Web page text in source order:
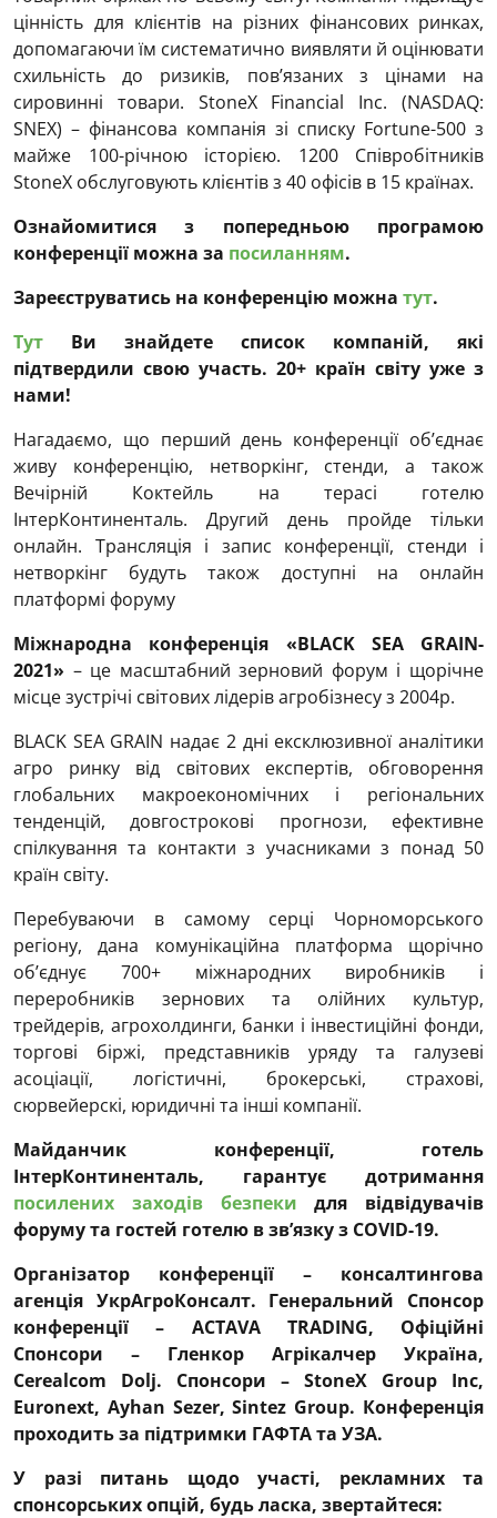
цінність для клієнтів на різних фінансових ринках,
допомагаючи їм систематично виявляти й оцінювати
схильність до ризиків, пов’язаних з цінами на
сировинні товари. StoneX Financial Inc. (NASDAQ:
SNEX) – фінансова компанія зі списку Fortune-500 з
майже 100-річною історією. 1200 Співробітників
StoneX обслуговують клієнтів з 40 офісів в 15 країнах.
Ознайомитися з попередньою програмою
конференції можна за посиланням.
Зареєструватись на конференцію можна тут.
Тут Ви знайдете список компаній, які
підтвердили свою участь. 20+ країн світу уже з
нами!
Нагадаємо, що перший день конференції об’єднає
живу конференцію, нетворкінг, стенди, а також
Вечірній Коктейль на терасі готелю
ІнтерКонтиненталь. Другий день пройде тільки
онлайн. Трансляція і запис конференції, стенди і
нетворкінг будуть також доступні на онлайн
платформі форуму
Міжнародна конференція «BLACK SEA GRAIN-
2021» – це масштабний зерновий форум і щорічне
місце зустрічі світових лідерів агробізнесу з 2004р.
BLACK SEA GRAIN надає 2 дні ексклюзивної аналітики
агро ринку від світових експертів, обговорення
глобальних макроекономічних і регіональних
тенденцій, довгострокові прогнози, ефективне
спілкування та контакти з учасниками з понад 50
країн світу.
Перебуваючи в самому серці Чорноморського
регіону, дана комунікаційна платформа щорічно
об’єднує 700+ міжнародних виробників і
переробників зернових та олійних культур,
трейдерів, агрохолдинги, банки і інвестиційні фонди,
торгові біржі, представників уряду та галузеві
асоціації, логістичні, брокерські, страхові,
сюрвейерскі, юридичні та інші компанії.
Майданчик конференції, готель
ІнтерКонтиненталь, гарантує дотримання
посилених заходів безпеки для відвідувачів
форуму та гостей готелю в зв’язку з COVID-19.
Організатор конференції – консалтингова
агенція УкрАгроКонсалт. Генеральний Спонсор
конференції – ACTAVA TRADING, Офіційні
Спонсори – Гленкор Агрікалчер Україна,
Cerealcom Dolj. Спонсори – StoneX Group Inc,
Euronext, Ayhan Sezer, Sintez Group. Конференція
проходить за підтримки ГАФТА та УЗА.
У разі питань щодо участі, рекламних та
спонсорських опцій, будь ласка, звертайтеся: